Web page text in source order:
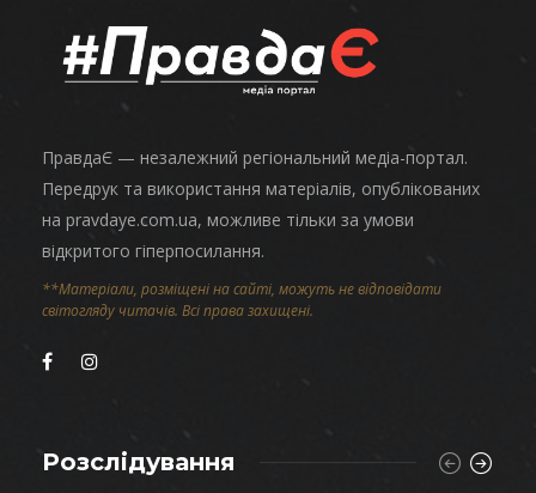
ПравдаЄ — незалежний регіональний медіа-портал.
Передрук та використання матеріалів, опублікованих
на pravdaye.com.ua, можливе тільки за умови
відкритого гіперпосилання.
**Матеріали, розміщені на сайті, можуть не відповідати
світогляду читачів. Всі права захищені.
Розслідування